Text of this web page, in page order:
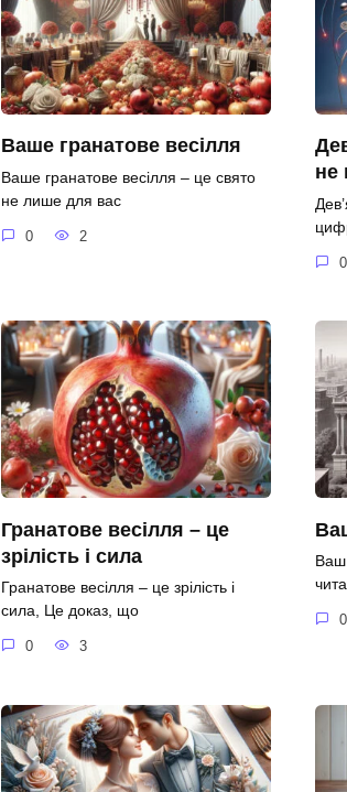
Ваше гранатове весілля
Ваше гранатове весілля – це свято
не лише для вас
0 2
не
0
Гранатове весілля – це
зрілість і сила
Гранатове весілля – це зрілість і
сила, Це доказ, що
0 3
Ваш
0